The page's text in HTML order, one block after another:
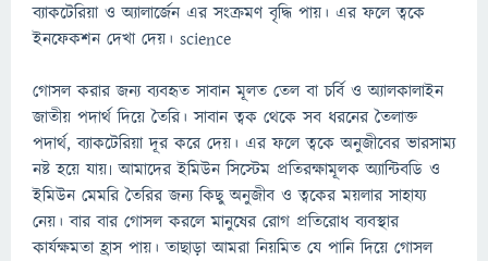
ব্যাকটেরিয়া ও অ্যালার্জেন এর সংক্রমণ বৃদ্ধি পায়। এর ফলে ত্বকে
ইনফেকশন দেখা দেয়। science
গোসল করার জন্য ব্যবহৃত সাবান মূলত তেল বা চর্বি ও অ্যালকালাইন
জাতীয় পদার্থ দিয়ে তৈরি। সাবান ত্বক থেকে সব ধরনের তৈলাক্ত
পদার্থ, ব্যাকটেরিয়া দূর করে দেয়। এর ফলে ত্বকে অনুজীবের ভারসাম্য
নষ্ট হয়ে যায়৷ আমাদের ইমিউন সিস্টেম প্রতিরক্ষামূলক অ্যান্টিবডি ও
ইমিউন মেমরি তৈরির জন্য কিছু অনুজীব ও ত্বকের ময়লার সাহায্য
নেয়। বার বার গোসল করলে মানুষের রোগ প্রতিরোধ ব্যবস্থার
কার্যক্ষমতা হ্রাস পায়। তাছাড়া আমরা নিয়মিত যে পানি দিয়ে গোসল